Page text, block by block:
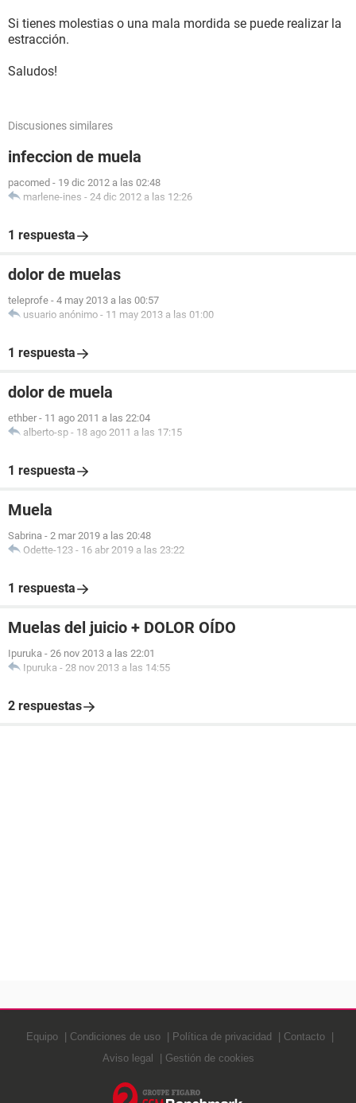
Si tienes molestias o una mala mordida se puede realizar la
estracción.
Saludos!
Discusiones similares
infeccion de muela
pacomed - 19 dic 2012 a las 02:48
marlene-ines - 24 dic 2012 a las 12:26
1 respuesta
dolor de muelas
teleprofe - 4 may 2013 a las 00:57
usuario anónimo - 11 may 2013 a las 01:00
1 respuesta
dolor de muela
ethber - 11 ago 2011 a las 22:04
alberto-sp - 18 ago 2011 a las 17:15
1 respuesta
Muela
Sabrina - 2 mar 2019 a las 20:48
Odette-123 - 16 abr 2019 a las 23:22
1 respuesta
Muelas del juicio + DOLOR OÍDO
Ipuruka - 26 nov 2013 a las 22:01
Ipuruka - 28 nov 2013 a las 14:55
2 respuestas
Equipo Condiciones de uso Política de privacidad
Contacto
Aviso legal
Gestión de cookies